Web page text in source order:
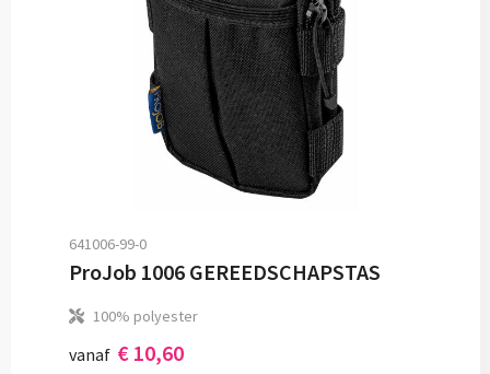
641006-99-0
ProJob 1006 GEREEDSCHAPSTAS
100% polyester
vanaf € 10,60